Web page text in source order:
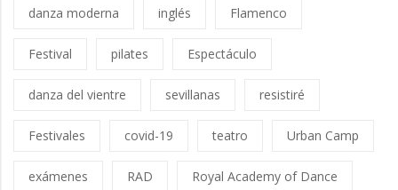
danza moderna inglés Flamenco
Festival pilates Espectáculo
danza del vientre sevillanas resistiré
Festivales covid-19 teatro Urban Camp
exámenes RAD Royal Academy of Dance